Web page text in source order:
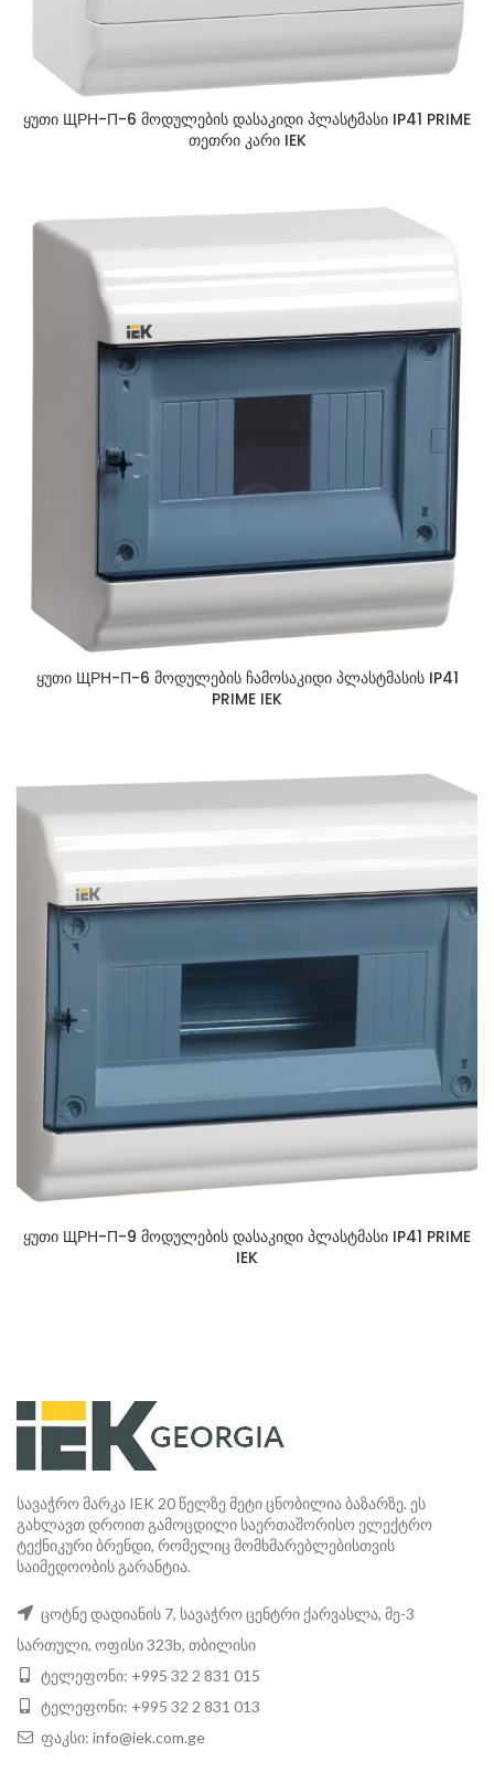
ყუთი ЩРН-П-6 მოდულების დასაკიდი პლასტმასი IP41 PRIME
თეთრი კარი IEK
ყუთი ЩРН-П-6 მოდულების ჩამოსაკიდი პლასტმასის IP41
PRIME IEK
ყუთი ЩРН-П-9 მოდულების დასაკიდი პლასტმასი IP41 PRIME
IEK
სავაჭრო მარკა IEK 20 წელზე მეტი ცნობილია ბაზარზე. ეს
გახლავთ დროით გამოცდილი საერთაშორისო ელექტრო
ტექნიკური ბრენდი, რომელიც მომხმარებლებისთვის
საიმედოობის გარანტია.
ცოტნე დადიანის 7, სავაჭრო ცენტრი ქარვასლა, მე-3
სართული, ოფისი 323b, თბილისი
ტელეფონი: +995 32 2 831 015
ტელეფონი: +995 32 2 831 013
ფაკსი: info@iek.com.ge